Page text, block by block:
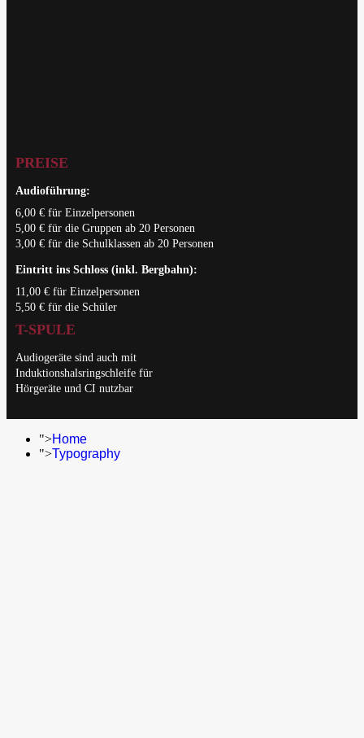
PREISE
Audioführung:
6,00 € für Einzelpersonen
5,00 € für die Gruppen ab 20 Personen
3,00 € für die Schulklassen ab 20 Personen
Eintritt ins Schloss (inkl. Bergbahn):
11,00 € für Einzelpersonen
5,50 € für die Schüler
T-SPULE
Audiogeräte sind auch mit
Induktionshalsringschleife für
Hörgeräte und CI nutzbar
">Home
">Typography